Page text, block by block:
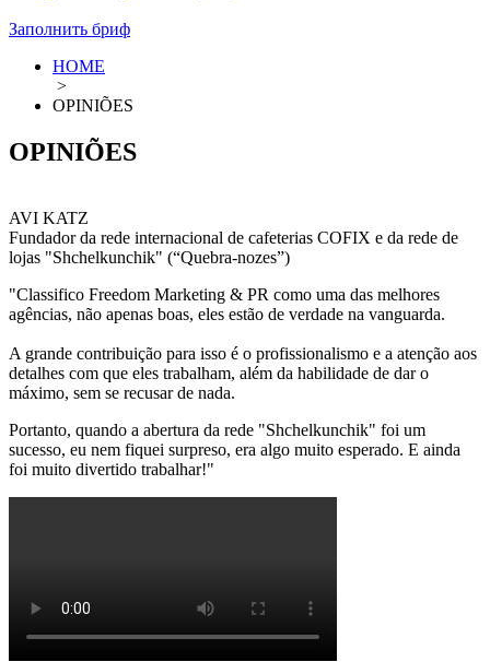
Заполнить бриф
HOME
>
OPINIÕES
OPINIÕES
AVI KATZ
Fundador da rede internacional de cafeterias COFIX e da rede de
lojas "Shchelkunchik" (“Quеbra-nozes”)
"Classifico Freedom Marketing & PR como uma das melhores
agências, não apenas boas, eles estão de verdade na vanguarda.
A grande contribuição para isso é o profissionalismo e a atenção aos
detalhes com que eles trabalham, além da habilidade de dar o
máximo, sem se recusar de nada.
Portanto, quando a abertura da rede "Shchelkunchik" foi um
sucesso, eu nem fiquei surpreso, era algo muito esperado. E ainda
foi muito divertido trabalhar!"